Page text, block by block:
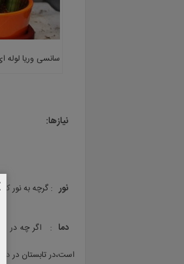
سانسی وریا لوله
نیازها:
نور : گرچه به نور
دما
است،در تابستان در